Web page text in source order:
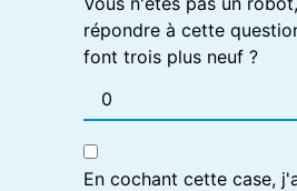
répondre à cette
font trois plus neuf ?
En cochant cette case,